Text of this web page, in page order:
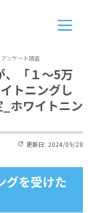
アンケート調査
「１～5万
トニングし
ホワイトニン
更新日: 2024/09/28
グを受けた